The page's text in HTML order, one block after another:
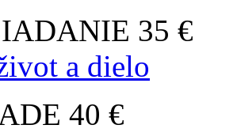
35 €
a dielo
40 €